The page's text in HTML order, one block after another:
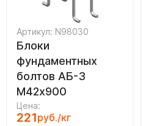
Артикул: N98030
Блоки
фундаментных
болтов АБ-3
М42х900
Цена:
221руб./кг